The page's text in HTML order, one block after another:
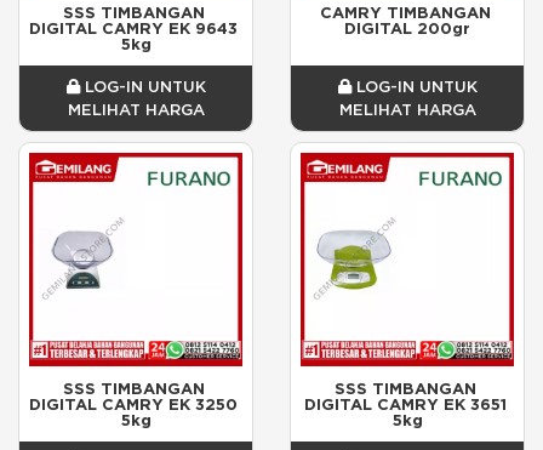
SSS TIMBANGAN
DIGITAL CAMRY EK 9643
5kg
LOG-IN UNTUK
MELIHAT HARGA
CAMRY TIMBANGAN
DIGITAL 200gr
LOG-IN UNTUK
MELIHAT HARGA
SSS TIMBANGAN
DIGITAL CAMRY EK 3250
5kg
SSS TIMBANGAN
DIGITAL CAMRY EK 3651
5kg